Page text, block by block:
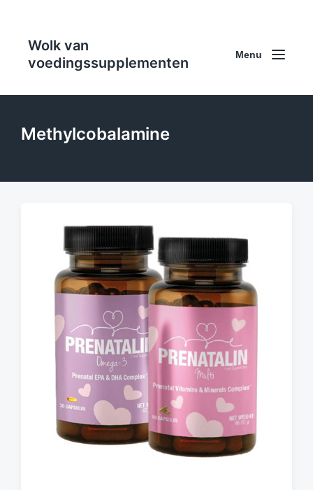
Wolk van
voedingssupplementen
Menu
Methylcobalamine